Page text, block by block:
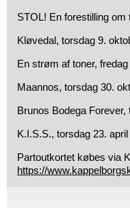
STOL! En forestilling
Kløvedal, torsdag 9.
En strøm af toner,
Maannos, torsdag 30.
Brunos Bodega
K.I.S.S., torsdag 23.
Partoutkortet købes via
https://